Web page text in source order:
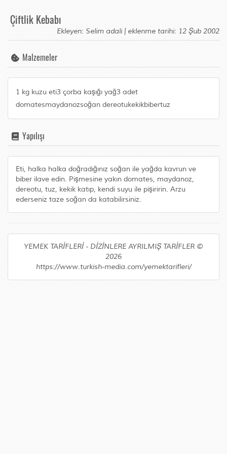
Çiftlik Kebabı
Ekleyen: Selim adali | eklenme tarihi: 12 Şub 2002
Malzemeler
1 kg kuzu eti3 çorba kaşığı yağ3 adet
domatesmaydanozsoğan dereotukekikbibertuz
Yapılışı
Eti, halka halka doğradığınız soğan ile yağda kavrun ve
biber ilave edin. Pişmesine yakın domates, maydanoz,
dereotu, tuz, kekik katıp, kendi suyu ile pişiririn. Arzu
ederseniz taze soğan da katabilirsiniz.
YEMEK TARİFLERİ - DİZİNLERE AYRILMIŞ TARİFLER ©
2026
https://www.turkish-media.com/yemektarifleri/